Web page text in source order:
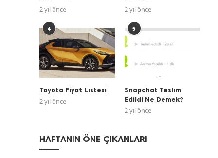
2 yıl önce 2 yıl önce
4
Toyota Fiyat Listesi
2 yıl önce
5
Snapchat Teslim
Edildi Ne Demek?
2 yıl önce
HAFTANIN ÖNE ÇIKANLARI